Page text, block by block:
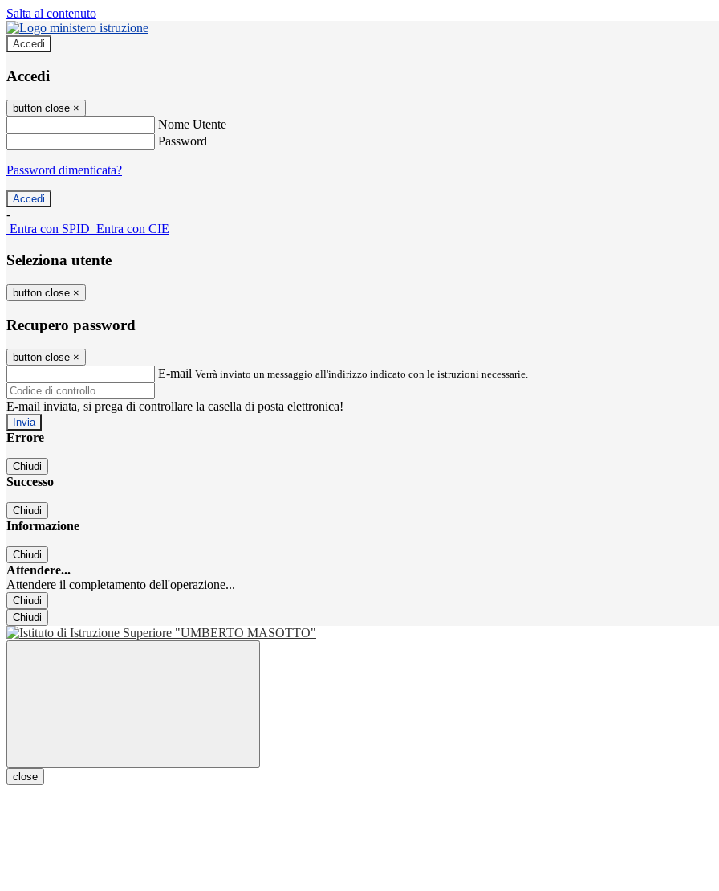
Salta al contenuto
Accedi
Accedi
button close ×
Nome Utente
Password
Password dimenticata?
-
Entra con SPID Entra con CIE
Seleziona utente
button close ×
Recupero password
button close ×
E-mail Verrà inviato un messaggio all'indirizzo indicato con le istruzioni necessarie.
E-mail inviata, si prega di controllare la casella di posta elettronica!
Errore
Chiudi
Successo
Chiudi
Informazione
Chiudi
Attendere...
Attendere il completamento dell'operazione...
Chiudi
Chiudi
close